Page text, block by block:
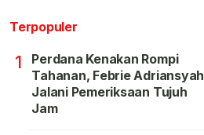
Terpopuler
1
Perdana Kenakan Rompi
Tahanan, Febrie Adriansyah
Jalani Pemeriksaan Tujuh
Jam